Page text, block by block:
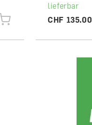
lieferbar
CHF 135.00